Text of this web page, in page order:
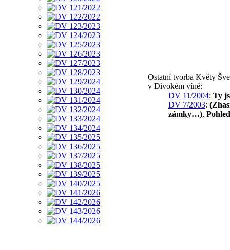
Ostatní tvorba Květy
v Divokém víně:
DV 11/2004: Ty
DV 7/2003:
zámky…),